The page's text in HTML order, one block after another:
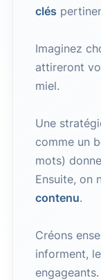
clés
Imaginez
attireront
miel.
Une
comme un
mots)
Ensuite, on
contenu.
Créons
informent,
engageants.